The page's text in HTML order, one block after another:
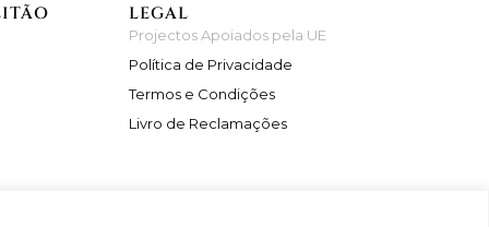
LEGAL
Projectos Apoiados pela UE
Política de Privacidade
Termos e Condições
Livro de Reclamações